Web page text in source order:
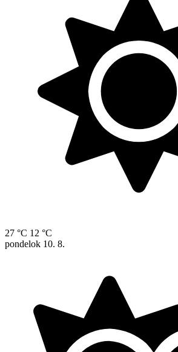
27 °C 12 °C
pondelok 10. 8.